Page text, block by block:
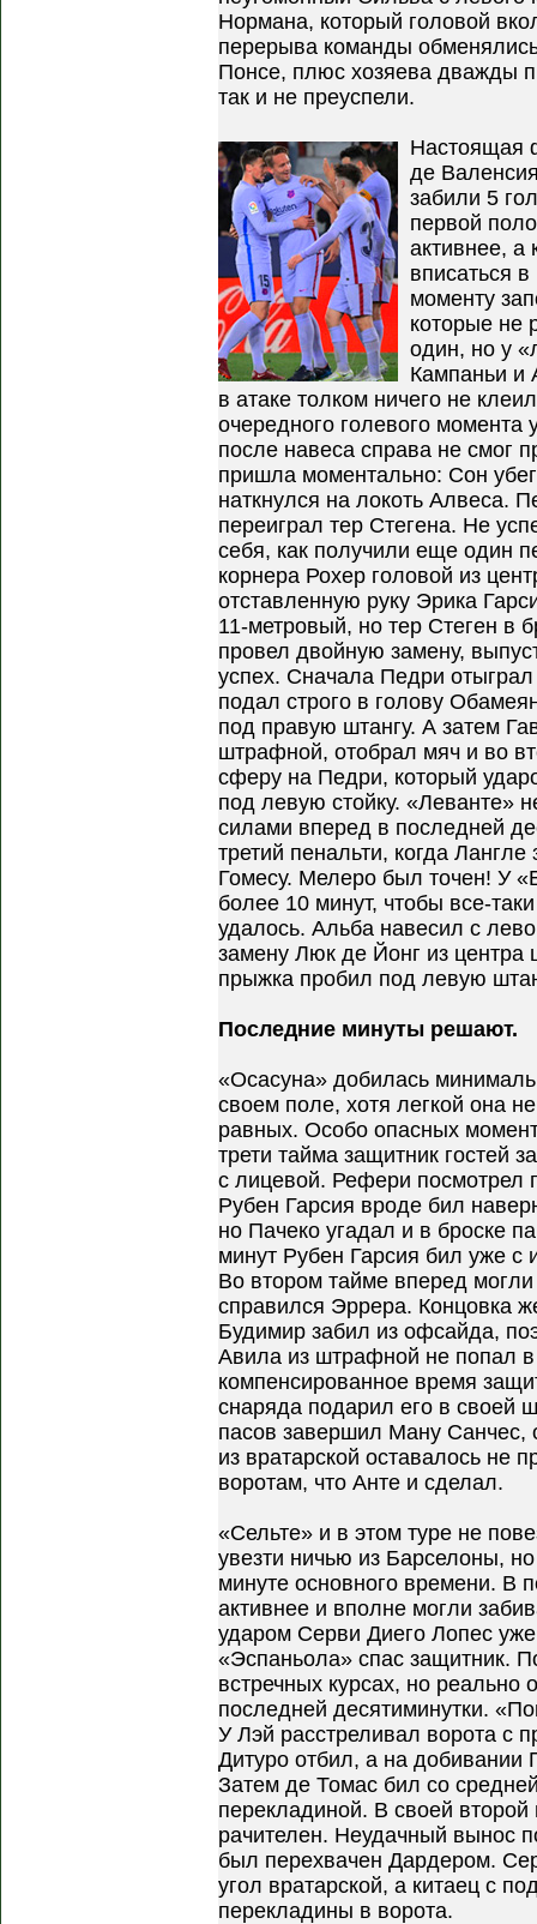
Нормана, который головой
перерыва команды
Понсе, плюс хозяева дважды
так и не преуспели.
Настоящая
де
забили 5
первой
активнее, а
вписаться
моменту
которые не
один, но у
Кампаньи и
в атаке толком ничего не
очередного голевого
после навеса справа не смог
пришла моментально: Сон
наткнулся на локоть Алвеса.
переиграл тер Стегена. Не
себя, как получили еще один
корнера Рохер головой из
отставленную руку Эрика
11-метровый, но тер Стеген в
провел двойную замену,
успех. Сначала Педри
подал строго в голову
под правую штангу. А затем
штрафной, отобрал мяч и во
сферу на Педри, который
под левую стойку. «Леванте»
силами вперед в последней
третий пенальти, когда
Гомесу. Мелеро был точен! У
более 10 минут, чтобы все-
удалось. Альба навесил с
замену Люк де Йонг из
прыжка пробил под левую
Последние минуты решают.
«Осасуна» добилась
своем поле, хотя легкой она
равных. Особо опасных
трети тайма защитник гостей
с лицевой. Рефери посмотрел
Рубен Гарсия вроде бил
но Пачеко угадал и в броске
минут Рубен Гарсия бил уже с
Во втором тайме вперед
справился Эррера. Концовка
Будимир забил из офсайда,
Авила из штрафной не попал
компенсированное время
снаряда подарил его в своей
пасов завершил Ману Санчес,
из вратарской оставалось не
воротам, что Анте и сделал.
«Сельте» и в этом туре не
увезти ничью из Барселоны,
минуте основного времени. В
активнее и вполне могли
ударом Серви Диего Лопес
«Эспаньола» спас защитник.
встречных курсах, но
последней десятиминутки.
У Лэй расстреливал ворота с
Дитуро отбил, а на
Затем де Томас бил со
перекладиной. В своей
рачителен. Неудачный вынос
был перехвачен Дардером.
угол вратарской, а китаец с
перекладины в ворота.